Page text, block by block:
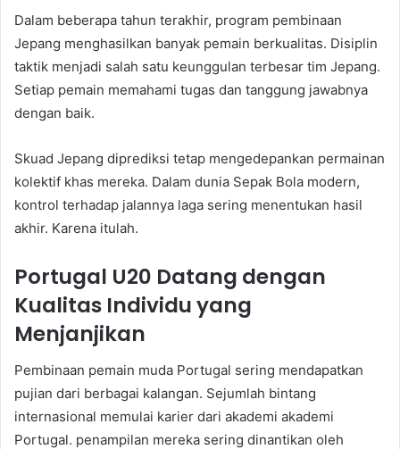
Dalam beberapa tahun terakhir, program pembinaan
Jepang menghasilkan banyak pemain berkualitas. Disiplin
taktik menjadi salah satu keunggulan terbesar tim Jepang.
Setiap pemain memahami tugas dan tanggung jawabnya
dengan baik.
Skuad Jepang diprediksi tetap mengedepankan permainan
kolektif khas mereka. Dalam dunia Sepak Bola modern,
kontrol terhadap jalannya laga sering menentukan hasil
akhir. Karena itulah.
Portugal U20 Datang dengan
Kualitas Individu yang
Menjanjikan
Pembinaan pemain muda Portugal sering mendapatkan
pujian dari berbagai kalangan. Sejumlah bintang
internasional memulai karier dari akademi akademi
Portugal. penampilan mereka sering dinantikan oleh